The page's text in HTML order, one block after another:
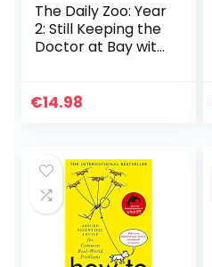
The Daily Zoo: Year
2: Still Keeping the
Doctor at Bay with
€14.98